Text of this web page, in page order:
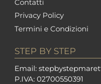
Contatti
Privacy Policy
Termini e Condizioni
STEP BY STEP
Email: stepbystepm
P.IVA: 02700550391